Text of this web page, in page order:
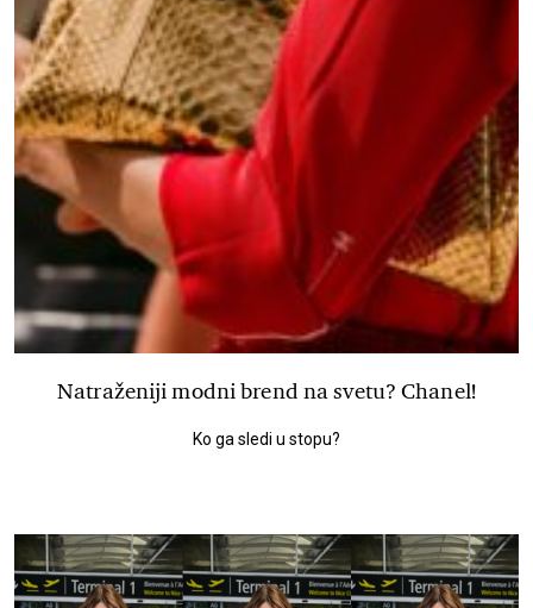
Natraženiji modni brend na svetu? Chanel!
Ko ga sledi u stopu?